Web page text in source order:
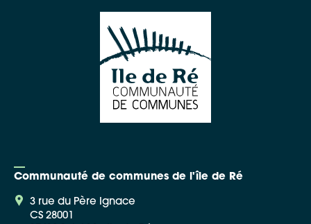
Communauté de communes de l'île de Ré
3 rue du Père Ignace
CS 28001